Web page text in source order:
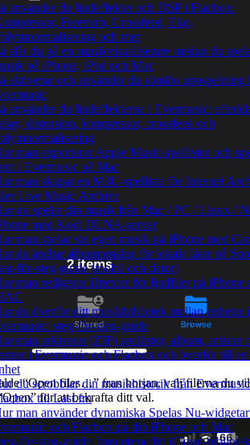
använder du ljudeffekter och DSP i Flacbox:
Freeverb, Crossfeed, Eko,
och mer
slår du på en musikvisualiserare medan du
på iPhone, iPad och Mac
aktiverar och använder du sömlös uppspelning i
använder du ljudeffekterna i Evermusic:
distorsion, kompressor, crossfeed och
man exporterar Apple Music-spellistor och
i Evermusic på Mac
man skapar en M3U-spellista för Internet
Live Music Archive
du spelar din musik från Mac / PC / Linux /
med Kodi DLNA-server
man spelar sin egen musik på iPhone med
du ändrar albumomslag för lokala låtar på
för-steg-guide (mobil och dator)
man redigerar låttexter för ljudfiler på iPhone
du överför ditt musikbibliotek mellan enheter i
steg-för-steg-guide
man arkiverar (ZIP) spellistor, album, artister
i Evermusic och Flacbox och överför till en
du scrobblar din musikhistorik från
till Last.fm
man använder dynamiska Spelas Nu-
och Flacbox på din iPhone och Mac
för-steg-guide: Importera ditt iCloud-
“Open files…” fran borjan, valj filerna du
for att bekrafta ditt val.